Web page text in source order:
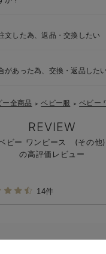
文した為、返品・交換したい
があった為、交換・返品した
ー全商品 ＞ ベビー服 ＞ ベビー
REVIEW
ビー ワンピース (その他)
の高評価レビュー
14件